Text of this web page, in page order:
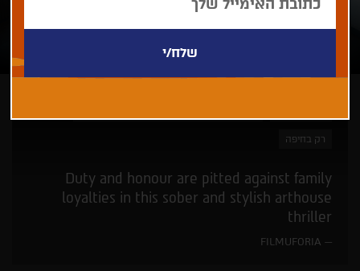
רק בחיפה
Duty and honour are pitted against family
loyalties in this sober and stylish arthouse
thriller
FILMUFORIA